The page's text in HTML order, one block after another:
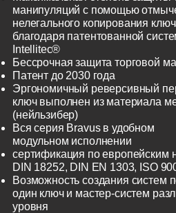
манипуляций с помощью
нелегального копирования
благодаря патентованной
Intellitec®
Бессрочная защита торговой
Патент до 2030 года
Эргономичный реверсивный
ключ выполнен из материала
(нейльзибер)
Вся серия Bravus в удобном
модульном исполнении
сертификация по европейским
DIN 18252, DIN EN 1303, ISO
Возможность создания систем
один ключ и мастер-систем
уровня